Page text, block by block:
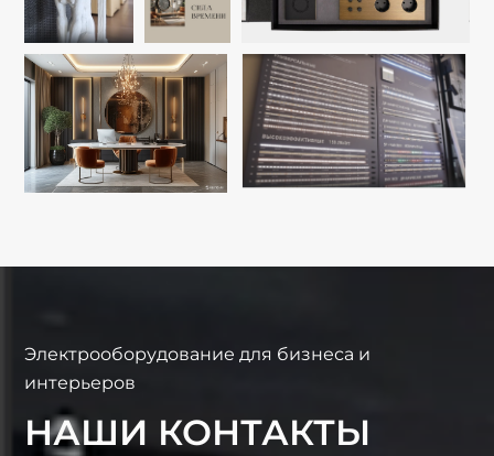
Электрооборудование для бизнеса и
интерьеров
НАШИ КОНТАКТЫ